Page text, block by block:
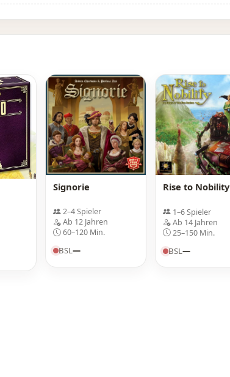
Signorie
2–4 Spieler
Ab 12 Jahren
60–120 Min.
BSL—
Rise to Nobility
1–6 Spieler
Ab 14 Jahren
25–150 Min.
BSL —